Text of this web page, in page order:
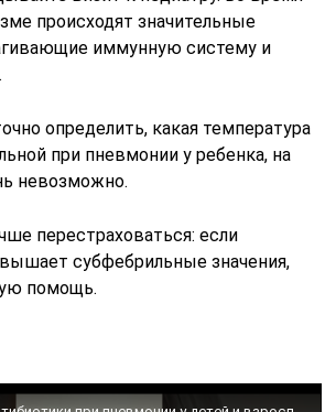
происходят значительные
иммунную систему и
определить, какая температура
при пневмонии у ребенка, на
невозможно.
перестраховаться: если
субфебрильные значения,
помощь.